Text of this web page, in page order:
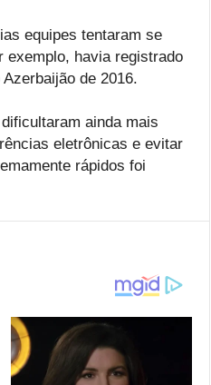
equipes tentaram se
exemplo, havia registrado
de 2016.
ainda mais
eletrônicas e evitar
rápidos foi